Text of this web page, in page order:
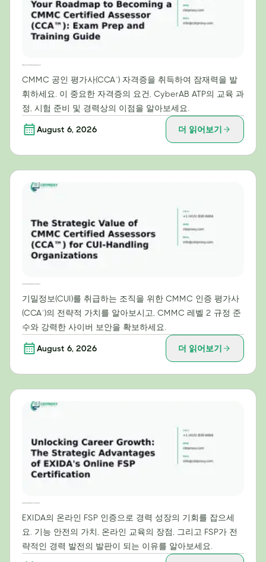
CMMC 공인 평가사(CCA™) 자격증을 취득하여 잠재력을 발
휘하세요. 이 중요한 자격증의 요건, CyberAB ATP의 교육 과
정, 시험 준비 및 경력상의 이점을 알아보세요.
August 6, 2026 더 읽어보기
기밀정보(CUI)를 취급하는 조직을 위한 CMMC 인증 평가사
(CCA™)의 전략적 가치를 알아보시고, CMMC 레벨 2 규정 준
수와 강력한 사이버 보안을 확보하세요.
August 6, 2026 더 읽어보기
EXIDA의 온라인 FSP 인증으로 경력 성장의 기회를 잡으세
요. 기능 안전의 가치, 온라인 교육의 장점, 그리고 FSP가 전
략적인 경력 발전의 발판이 되는 이유를 알아보세요.